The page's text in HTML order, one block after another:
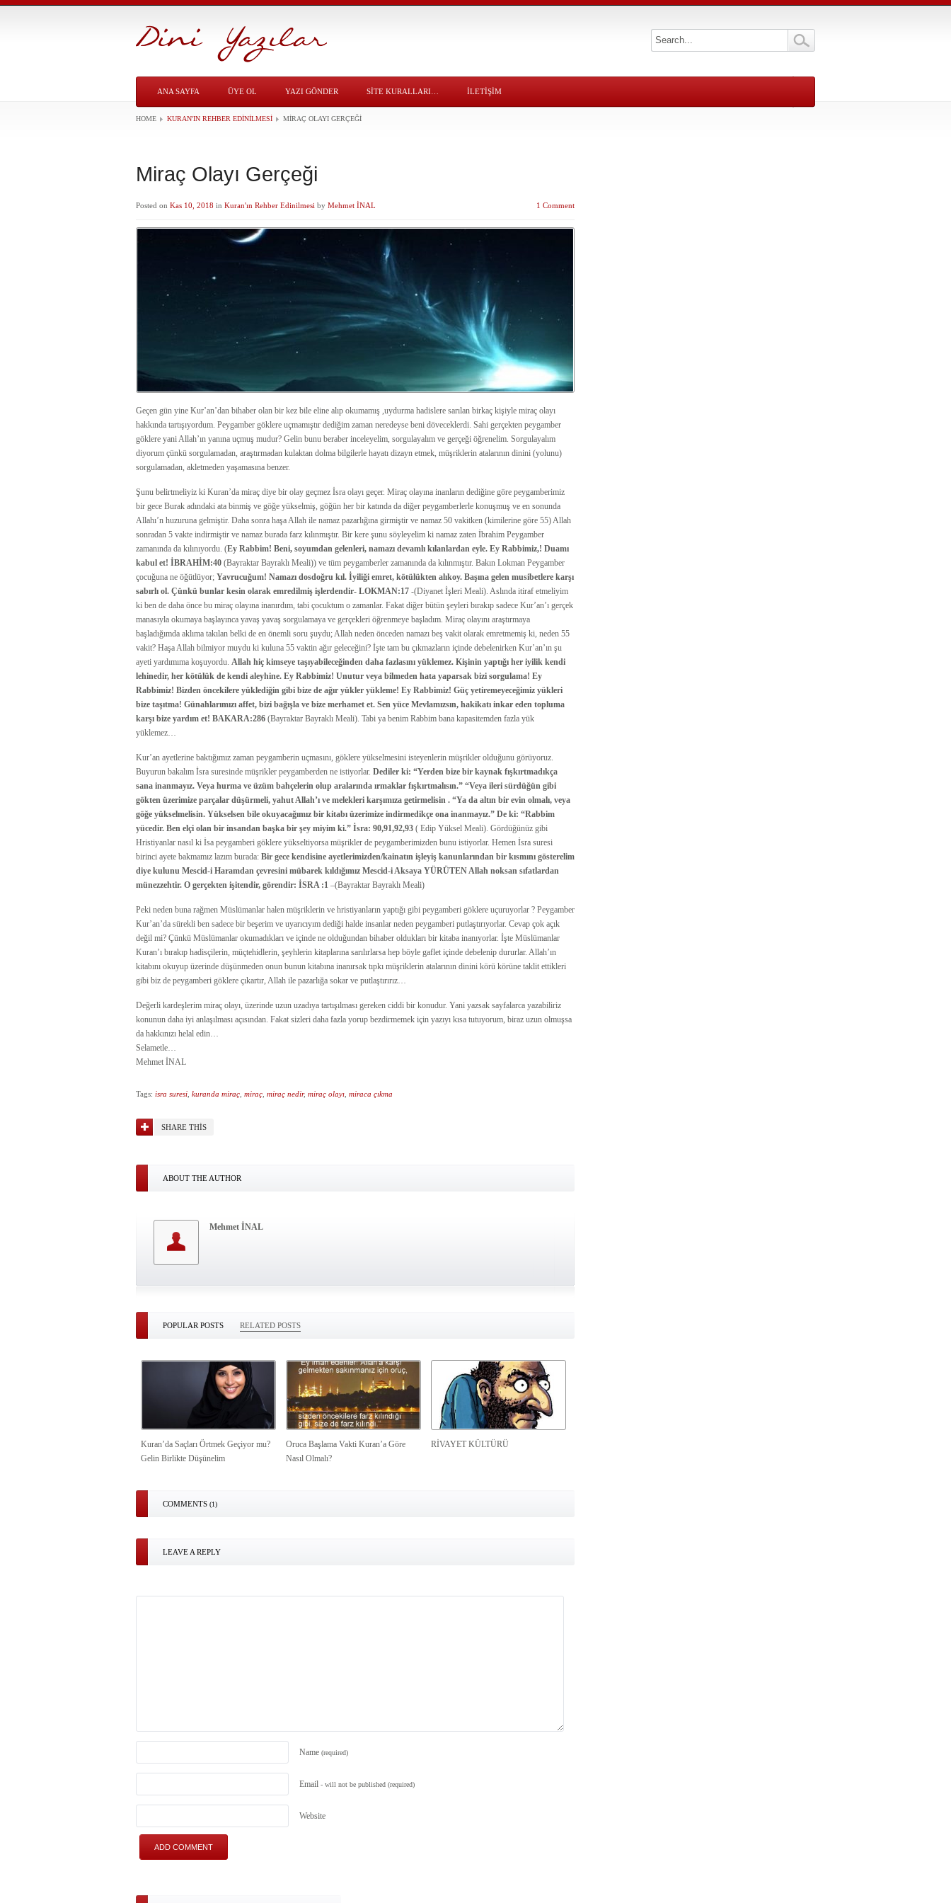
ANA SAYFA ÜYE OL YAZI GÖNDER SITE KURALLARI… İLETİŞİM
HOME KURAN'IN REHBER EDINILMESI MIRAÇ OLAYI GERÇEĞI
Miraç Olayı Gerçeği
Posted on Kas 10, 2018 in Kuran'ın Rehber Edinilmesi by Mehmet İNAL 1 Comment
Geçen gün yine Kur’an’dan bihaber olan bir kez bile eline alıp okumamış ,uydurma hadislere sarılan birkaç kişiyle miraç olayı
hakkında tartışıyordum. Peygamber göklere uçmamıştır dediğim zaman neredeyse beni döveceklerdi. Sahi gerçekten peygamber
göklere yani Allah’ın yanına uçmuş mudur? Gelin bunu beraber inceleyelim, sorgulayalım ve gerçeği öğrenelim. Sorgulayalım
diyorum çünkü sorgulamadan, araştırmadan kulaktan dolma bilgilerle hayatı dizayn etmek, müşriklerin atalarının dinini (yolunu)
sorgulamadan, akletmeden yaşamasına benzer.
Şunu belirtmeliyiz ki Kuran’da miraç diye bir olay geçmez İsra olayı geçer. Miraç olayına inanların dediğine göre peygamberimiz
bir gece Burak adındaki ata binmiş ve göğe yükselmiş, göğün her bir katında da diğer peygamberlerle konuşmuş ve en sonunda
Allahı’n huzuruna gelmiştir. Daha sonra haşa Allah ile namaz pazarlığına girmiştir ve namaz 50 vakitken (kimilerine göre 55) Allah
sonradan 5 vakte indirmiştir ve namaz burada farz kılınmıştır. Bir kere şunu söyleyelim ki namaz zaten İbrahim Peygamber
zamanında da kılınıyordu. (Ey Rabbim! Beni, soyumdan gelenleri, namazı devamlı kılanlardan eyle. Ey Rabbimiz,! Duamı
kabul et! İBRAHİM:40 (Bayraktar Bayraklı Meali)) ve tüm peygamberler zamanında da kılınmıştır. Bakın Lokman Peygamber
çocuğuna ne öğütlüyor; Yavrucuğum! Namazı dosdoğru kıl. İyiliği emret, kötülükten alıkoy. Başına gelen musibetlere karşı
sabırlı ol. Çünkü bunlar kesin olarak emredilmiş işlerdendir- LOKMAN:17 -(Diyanet İşleri Meali). Aslında itiraf etmeliyim
ki ben de daha önce bu miraç olayına inanırdım, tabi çocuktum o zamanlar. Fakat diğer bütün şeyleri bırakıp sadece Kur’an’ı gerçek
manasıyla okumaya başlayınca yavaş yavaş sorgulamaya ve gerçekleri öğrenmeye başladım. Miraç olayını araştırmaya
başladığımda aklıma takılan belki de en önemli soru şuydu; Allah neden önceden namazı beş vakit olarak emretmemiş ki, neden 55
vakit? Haşa Allah bilmiyor muydu ki kuluna 55 vaktin ağır geleceğini? İşte tam bu çıkmazların içinde debelenirken Kur’an’ın şu
ayeti yardımıma koşuyordu. Allah hiç kimseye taşıyabileceğinden daha fazlasını yüklemez. Kişinin yaptığı her iyilik kendi
lehinedir, her kötülük de kendi aleyhine. Ey Rabbimiz! Unutur veya bilmeden hata yaparsak bizi sorgulama! Ey
Rabbimiz! Bizden öncekilere yüklediğin gibi bize de ağır yükler yükleme! Ey Rabbimiz! Güç yetiremeyeceğimiz yükleri
bize taşıtma! Günahlarımızı affet, bizi bağışla ve bize merhamet et. Sen yüce Mevlamızsın, hakikatı inkar eden topluma
karşı bize yardım et! BAKARA:286 (Bayraktar Bayraklı Meali). Tabi ya benim Rabbim bana kapasitemden fazla yük
yüklemez…
Kur’an ayetlerine baktığımız zaman peygamberin uçmasını, göklere yükselmesini isteyenlerin müşrikler olduğunu görüyoruz.
Buyurun bakalım İsra suresinde müşrikler peygamberden ne istiyorlar. Dediler ki: “Yerden bize bir kaynak fışkırtmadıkça
sana inanmayız. Veya hurma ve üzüm bahçelerin olup aralarında ırmaklar fışkırtmalısın.” “Veya ileri sürdüğün gibi
gökten üzerimize parçalar düşürmeli, yahut Allah’ı ve melekleri karşımıza getirmelisin . “Ya da altın bir evin olmalı, veya
göğe yükselmelisin. Yükselsen bile okuyacağımız bir kitabı üzerimize indirmedikçe ona inanmayız.” De ki: “Rabbim
yücedir. Ben elçi olan bir insandan başka bir şey miyim ki.” İsra: 90,91,92,93 ( Edip Yüksel Meali). Gördüğünüz gibi
Hristiyanlar nasıl ki İsa peygamberi göklere yükseltiyorsa müşrikler de peygamberimizden bunu istiyorlar. Hemen İsra suresi
birinci ayete bakmamız lazım burada: Bir gece kendisine ayetlerimizden/kainatın işleyiş kanunlarından bir kısmını gösterelim
diye kulunu Mescid-i Haramdan çevresini mübarek kıldığımız Mescid-i Aksaya YÜRÜTEN Allah noksan sıfatlardan
münezzehtir. O gerçekten işitendir, görendir: İSRA :1 –(Bayraktar Bayraklı Meali)
Peki neden buna rağmen Müslümanlar halen müşriklerin ve hristiyanların yaptığı gibi peygamberi göklere uçuruyorlar ? Peygamber
Kur’an’da sürekli ben sadece bir beşerim ve uyarıcıyım dediği halde insanlar neden peygamberi putlaştırıyorlar. Cevap çok açık
değil mi? Çünkü Müslümanlar okumadıkları ve içinde ne olduğundan bihaber oldukları bir kitaba inanıyorlar. İşte Müslümanlar
Kuran’ı bırakıp hadisçilerin, müçtehidlerin, şeyhlerin kitaplarına sarılırlarsa hep böyle gaflet içinde debelenip dururlar. Allah’ın
kitabını okuyup üzerinde düşünmeden onun bunun kitabına inanırsak tıpkı müşriklerin atalarının dinini körü körüne taklit ettikleri
gibi biz de peygamberi göklere çıkartır, Allah ile pazarlığa sokar ve putlaştırırız…
Değerli kardeşlerim miraç olayı, üzerinde uzun uzadıya tartışılması gereken ciddi bir konudur. Yani yazsak sayfalarca yazabiliriz
konunun daha iyi anlaşılması açısından. Fakat sizleri daha fazla yorup bezdirmemek için yazıyı kısa tutuyorum, biraz uzun olmuşsa
da hakkınızı helal edin…
Selametle…
Mehmet İNAL
Tags: isra suresi kuranda miraç miraç miraç nedir, miraç olayı miraca çıkma
SHARE THIS
ABOUT THE AUTHOR
Mehmet İNAL
POPULAR POSTS RELATED POSTS
Kuran’da Saçları Örtmek Geçiyor mu?
Gelin Birlikte Düşünelim
Oruca Başlama Vakti Kuran’a Göre
Nasıl Olmalı?
RİVAYET KÜLTÜRÜ
COMMENTS (1)
LEAVE A REPLY
Name (required)
Email - will not be published (required)
Website